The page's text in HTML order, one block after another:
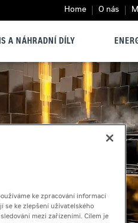
Home O nás
A NÁHRADNÍ DÍLY
ke zpracování informací
se ke zlepšení uživatelského
mezi zařízeními. Cílem je